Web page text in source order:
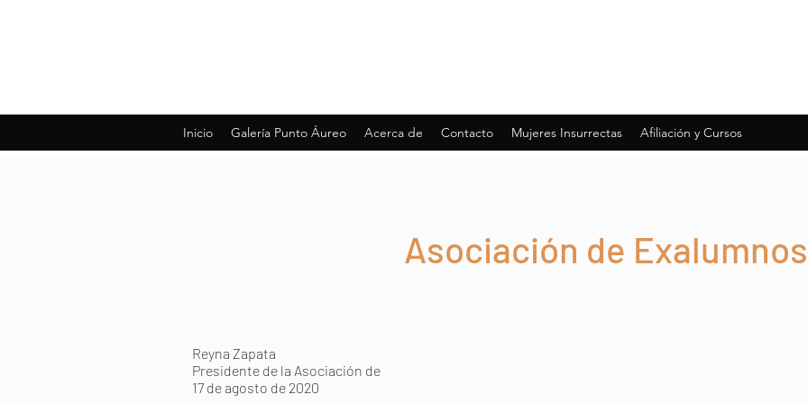
Inicio Galería Punto Áureo Acerca de Contacto Mujeres Insurrectas Afiliación y Cursos
Asociación de Exalumnos
Reyna Zapata
Presidente de la Asociación de
17 de agosto de 2020